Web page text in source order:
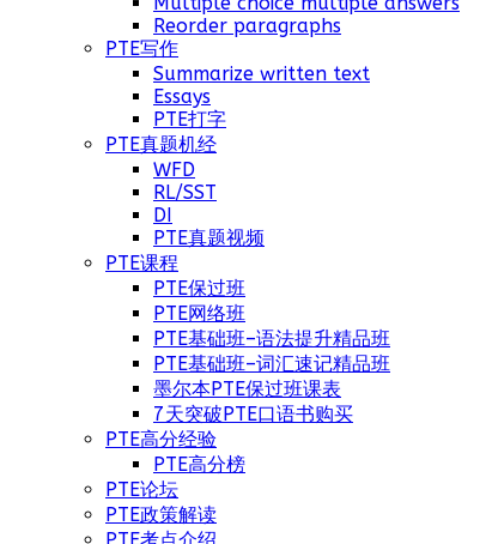
Reorder paragraphs
PTE写作
Summarize written text
Essays
PTE打字
PTE真题机经
WFD
RL/SST
DI
PTE真题视频
PTE课程
PTE保过班
PTE网络班
PTE基础班–语法提升精品班
PTE基础班–词汇速记精品班
墨尔本PTE保过班课表
7天突破PTE口语书购买
PTE高分经验
PTE高分榜
PTE论坛
PTE政策解读